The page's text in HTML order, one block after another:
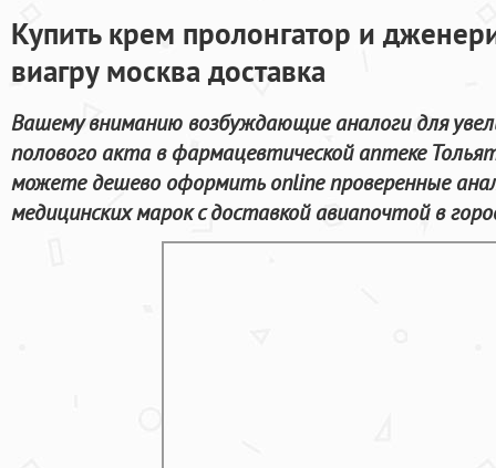
Купить крем пролонгатор и
виагру москва доставка
Вашему вниманию возбуждающие аналоги для
полового акта в фармацевтической аптеке
можете дешево оформить online проверенные
медицинских марок с доставкой авиапочтой в